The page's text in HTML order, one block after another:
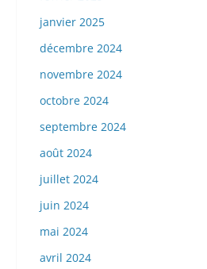
janvier 2025
décembre 2024
novembre 2024
octobre 2024
septembre 2024
août 2024
juillet 2024
juin 2024
mai 2024
avril 2024